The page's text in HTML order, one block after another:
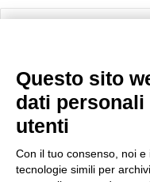
Importo
Questo sito
dati
utenti
Con il tuo consenso, noi
tecnologie simili per